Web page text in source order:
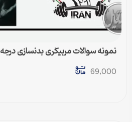
نمونه سوالات مربیگری بدنسازی درجه 2 + جواب
69,000